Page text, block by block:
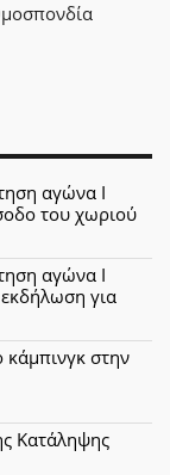
αγώνα Ι
του χωριού
αγώνα Ι
για
στην
Κατάληψης